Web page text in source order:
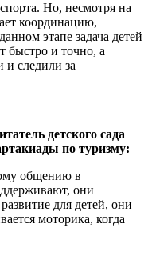
Но, несмотря на
координацию,
этапе задача детей
быстро и точно, а
и следили за
детского сада
по туризму:
общению в
они
для детей, они
моторика, когда